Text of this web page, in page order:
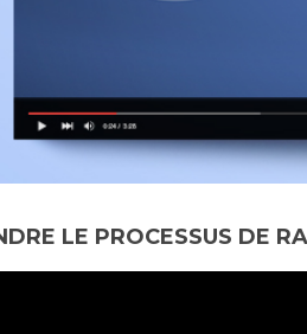
LE PROCESSUS DE